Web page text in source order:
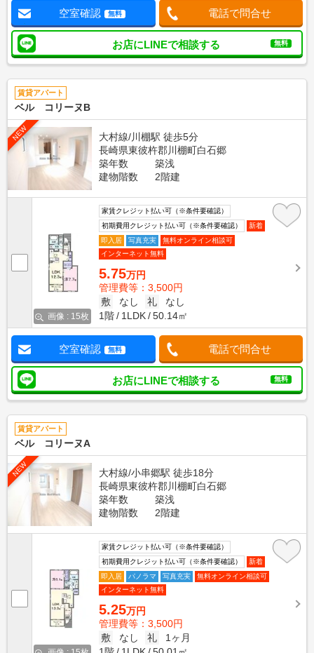
空室確認 無料 電話で問合せ
お店にLINEで相談する 無料
賃貸アパート
ベル コリーヌB
NEW
大村線/川棚駅 徒歩5分
長崎県東彼杵郡川棚町白石郷
築年数
築浅
建物階数
2階建
画像 : 15枚
家賃クレジット払い可（※条件要確認）
初期費用クレジット払い可（※条件要確認）
新着
即入居
写真充実
無料オンライン相談可
インターネット無料
5.75万円
管理費等：3,500円
敷
なし 礼
なし
1階
1LDK 50.14㎡
空室確認 無料 電話で問合せ
お店にLINEで相談する 無料
賃貸アパート
ベル コリーヌA
NEW
大村線/小串郷駅 徒歩18分
長崎県東彼杵郡川棚町白石郷
築年数
築浅
建物階数
2階建
家賃クレジット払い可（※条件要確認）
初期費用クレジット払い可（※条件要確認）
新着
即入居
パノラマ 写真充実
無料オンライン相談可
インターネット無料
5.25万円
管理費等：3,500円
敷
なし 礼
1ヶ月